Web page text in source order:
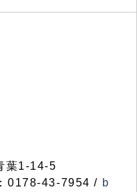
葉1-14-5
0178-43-7954 / b